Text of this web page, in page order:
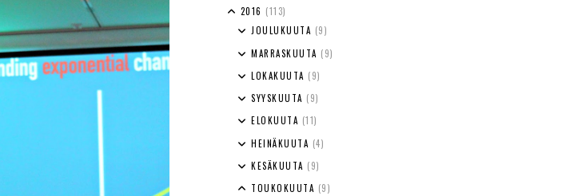
2016 (113)
JOULUKUUTA (9)
MARRASKUUTA (9)
LOKAKUUTA (9)
SYYSKUUTA (9)
ELOKUUTA (11)
HEINÄKUUTA (4)
KESÄKUUTA (9)
TOUKOKUUTA (9)